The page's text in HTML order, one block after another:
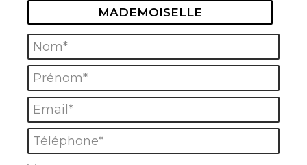
MADEMOISELLE
Nom* :
Prénom* :
Email* :
Téléphone* :